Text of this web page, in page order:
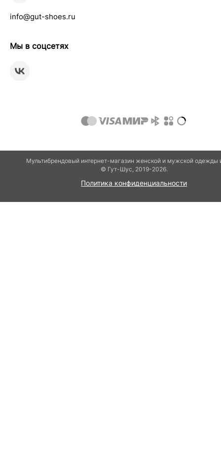
info@gut-shoes.ru
Мы в соцсетях
Мультибрендовый интернет-магазин женской и мужской одежды
© Гут-Шуc, 2019-2026.
Политика конфиденциальности